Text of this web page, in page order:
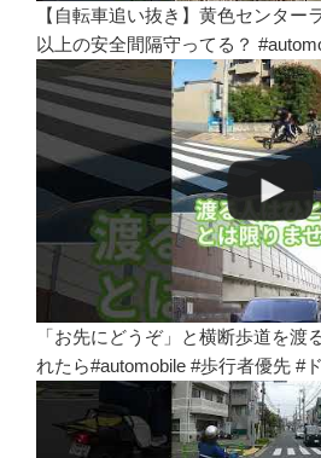
【自転車追い抜き】黄色センター
以上の安全間隔守ってる？
「お先にどうぞ」と横断歩道を渡
れたら#automobile #歩行者優先 #